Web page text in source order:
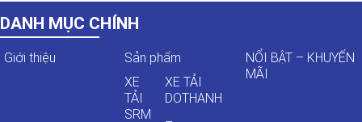
DANH MỤC CHÍNH
Giới thiệu
Sản phẩm
XE
TẢI
SRM
XE TẢI
DOTHANH
NỔI BẬT – KHUYẾN
MÃI